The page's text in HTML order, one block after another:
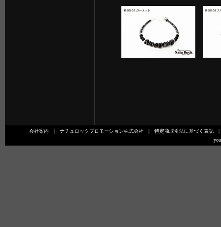
会社案内 ナチュロックプロモーション株式会社 特定商取引法に基づく表記